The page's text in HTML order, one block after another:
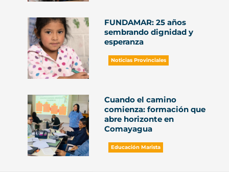
FUNDAMAR: 25 años
sembrando dignidad y
esperanza
Noticias Provinciales
Cuando el camino
comienza: formación que
abre horizonte en
Comayagua
Educación Marista